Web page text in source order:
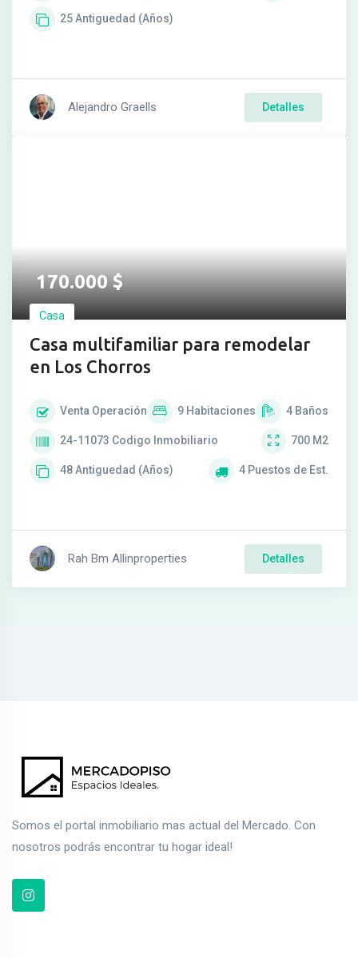
25Antiguedad (Años)
Alejandro Graells Detalles
170.000$
Casa
Casa multifamiliar para remodelar
en Los Chorros
Venta Operación 9 Habitaciones 4 Baños
24-11073 Codigo Inmobiliario 700 M2
48Antiguedad (Años) 4 Puestos de Est.
Rah Bm Allinproperties Detalles
Somos el portal inmobiliario mas actual del Mercado. Con
nosotros podrás encontrar tu hogar ideal!